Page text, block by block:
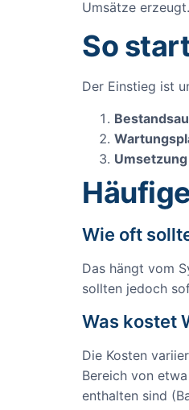
Umsätze erzeugt.
So
Der Einstieg ist
Wie oft
Das hängt vom
sollten jedoch
Was kostet
Die Kosten
Bereich von
enthalten sind